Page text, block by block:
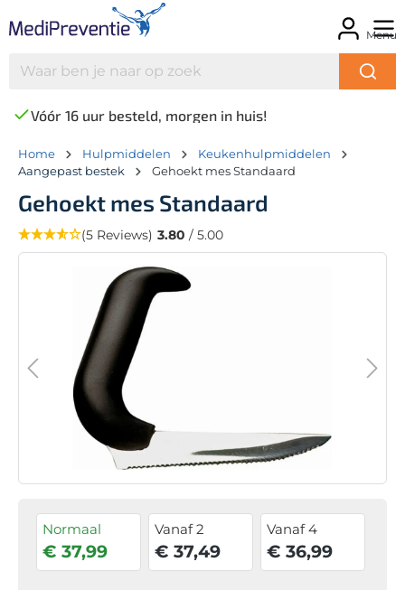
Menu
Vóór 16 uur besteld, morgen in huis!
Home Hulpmiddelen
Keukenhulpmiddelen
Aangepast bestek
Gehoekt mes Standaard
Gehoekt mes Standaard
(5 Reviews) 3.80 / 5.00
Normaal
€ 37,99
Vanaf 2
€ 37,49
Vanaf 4
€ 36,99